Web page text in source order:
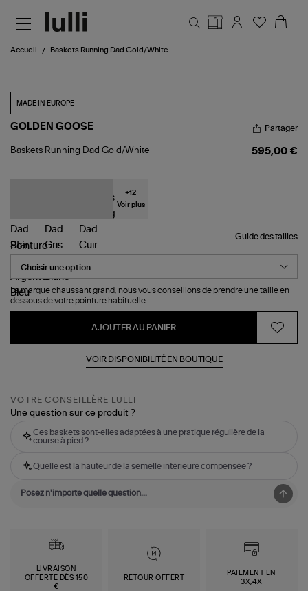
Accueil Baskets Running Dad Gold/White
MADE IN EUROPE
GOLDEN GOOSE
Baskets
Partager
Baskets Running Dad Gold/White 595,00 €
+12
Voir plus
Guide des tailles
Pointure
La marque chaussant grand, nous vous conseillons de prendre une taille en
dessous de votre pointure habituelle.
AJOUTER AU PANIER
VOIR DISPONIBILITÉ EN BOUTIQUE
VOTRE CONSEILLÈRE LULLI
Une question sur ce produit ?
Ces baskets sont-elles adaptées à une pratique régulière de la
course à pied ?
Quelle est la hauteur de la semelle intérieure compensée ?
LIVRAISON
OFFERTE DÈS 150
€
RETOUR OFFERT
PAIEMENT EN
3X,4X